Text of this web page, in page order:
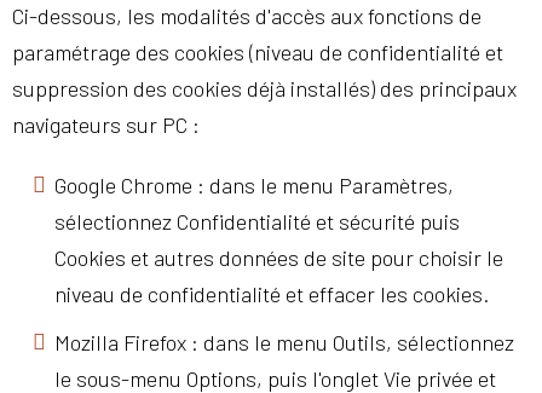
Ci-dessous, les modalités d'accès aux fonctions de
paramétrage des cookies (niveau de confidentialité et
suppression des cookies déjà installés) des principaux
navigateurs sur PC :
Google Chrome : dans le menu Paramètres,
sélectionnez Confidentialité et sécurité puis
Cookies et autres données de site pour choisir le
niveau de confidentialité et effacer les cookies.
Mozilla Firefox : dans le menu Outils, sélectionnez
le sous-menu Options, puis l'onglet Vie privée et